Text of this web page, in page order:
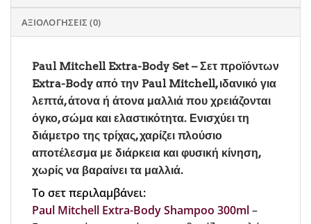
ΑΞΙΟΛΟΓΉΣΕΙΣ (0)
Paul Mitchell Extra-Body Set – Σετ προϊόντων
Extra-Body από την Paul Mitchell, ιδανικό για
λεπτά, άτονα ή άτονα μαλλιά που χρειάζονται
όγκο, σώμα και ελαστικότητα. Ενισχύει τη
διάμετρο της τρίχας, χαρίζει πλούσιο
αποτέλεσμα με διάρκεια και φυσική κίνηση,
χωρίς να βαραίνει τα μαλλιά.
Το σετ περιλαμβάνει:
Paul Mitchell Extra-Body Shampoo 300ml–